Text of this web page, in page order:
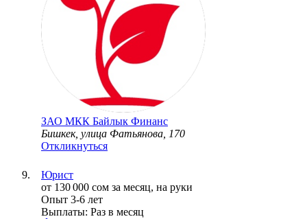
ЗАО МКК Байлык Финанс
Бишкек, улица Фатьянова, 170
Откликнуться
Юрист
от 130 000 сом за месяц, на руки
Опыт 3-6 лет
Выплаты: Раз в месяц